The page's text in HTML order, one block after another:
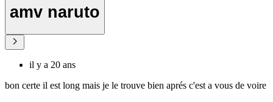
amv naruto
il y a 20 ans
bon certe il est long mais je le trouve bien aprés c'est a vous de voire